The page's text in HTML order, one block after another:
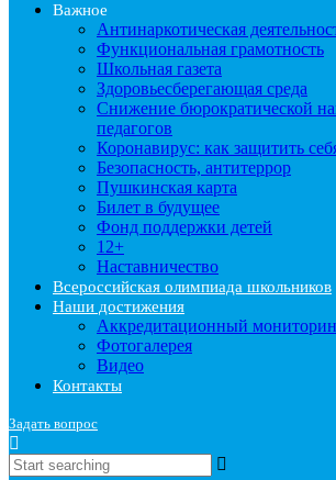
Важное
Антинаркотическая
Функциональная грамотность
Школьная газета
Здоровьесберегающая среда
Снижение бюрократической
педагогов
Коронавирус: как защитить
Безопасность, антитеррор
Пушкинская карта
Билет в будущее
Фонд поддержки детей
12+
Наставничество
Всероссийская олимпиада школьников
Наши достижения
Аккредитационный
Фотогалерея
Видео
Контакты
Задать вопрос